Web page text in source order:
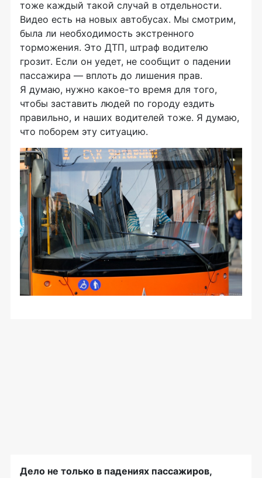
тоже каждый такой случай в отдельности.
Видео есть на новых автобусах. Мы смотрим,
была ли необходимость экстренного
торможения. Это ДТП, штраф водителю
грозит. Если он уедет, не сообщит о падении
пассажира — вплоть до лишения прав.
Я думаю, нужно какое-то время для того,
чтобы заставить людей по городу ездить
правильно, и наших водителей тоже. Я думаю,
что поборем эту ситуацию.
Дело не только в падениях пассажиров,